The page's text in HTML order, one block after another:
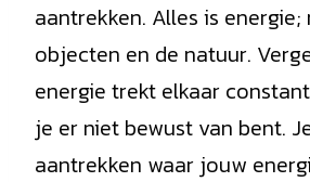
aantrekken. Alles is energie;
objecten en de natuur.
energie trekt elkaar
je er niet bewust van bent.
aantrekken waar jouw